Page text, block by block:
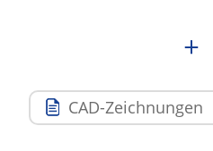
CAD-Zeichnungen